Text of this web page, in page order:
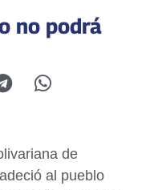
no podrá
de
al pueblo